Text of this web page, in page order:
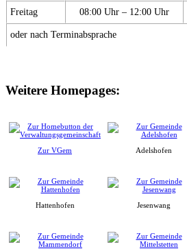
Freitag 08:00 Uhr – 12:00 Uhr
oder nach Terminabsprache
Weitere Homepages:
Zur VGem Adelshofen
Hattenhofen Jesenwang